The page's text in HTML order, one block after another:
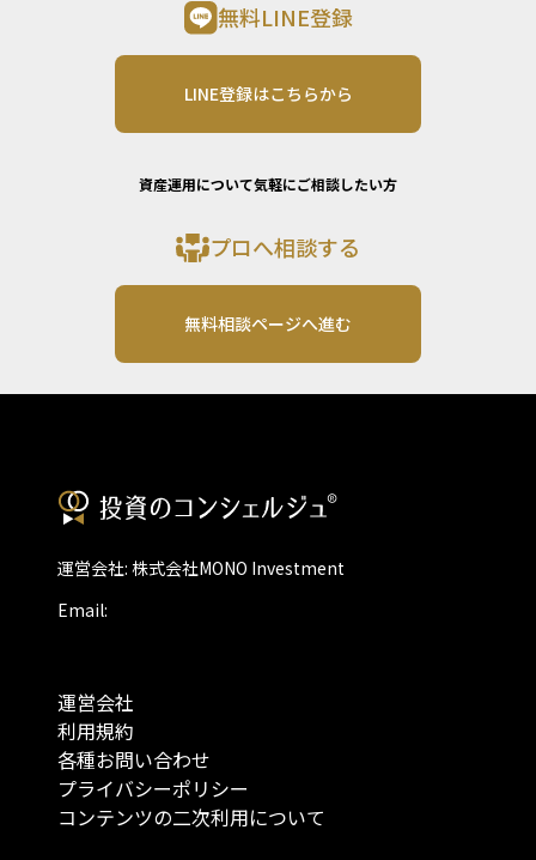
無料LINE登録
LINE登録はこちらから
資産運用について気軽にご相談したい方
プロへ相談する
無料相談ページへ進む
運営会社: 株式会社MONO Investment
Email:
運営会社
利用規約
各種お問い合わせ
プライバシーポリシー
コンテンツの二次利用について